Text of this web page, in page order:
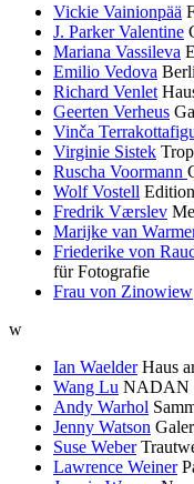
Vickie Vainionpää
J. Parker Valentine
Mariana Vassileva
Emilio Vedova
Richard Venlet
Geerten Verheus
Vinča
Virginie Sistek
Ruscha Voormann
Wolf Vostell
Fredrik Værslev
Marijke van
Friederike von
für Fotografie
Frau von Zinowiew
w
Ian Waelder Haus
Wang Lu NADAN
Andy Warhol
Jenny Watson
Suse Weber
Lawrence Weiner